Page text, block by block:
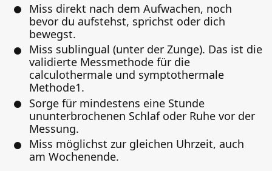
Miss direkt nach dem Aufwachen, noch
bevor du aufstehst, sprichst oder dich
bewegst.
Miss sublingual (unter der Zunge). Das ist die
validierte Messmethode für die
calculothermale und symptothermale
Methode1.
Sorge für mindestens eine Stunde
ununterbrochenen Schlaf oder Ruhe vor der
Messung.
Miss möglichst zur gleichen Uhrzeit, auch
am Wochenende.